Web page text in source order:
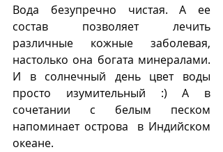
Вода безупречно чистая. А ее
состав позволяет лечить
различные кожные заболевая,
настолько она богата минералами.
И в солнечный день цвет воды
просто изумительный :) А в
сочетании с белым песком
напоминает острова  в Индийском
океане.